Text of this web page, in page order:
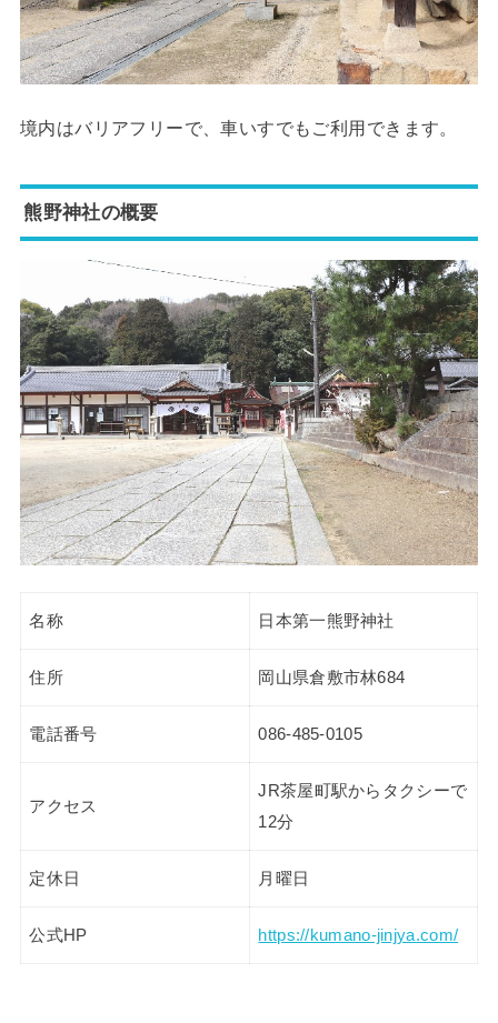
境内はバリアフリーで、車いすでもご利用できます。
熊野神社の概要
名称 日本第一熊野神社
住所 岡山県倉敷市林684
電話番号 086-485-0105
アクセス
JR茶屋町駅からタクシーで
12分
定休日 月曜日
公式HP https://kumano-jinjya.com/